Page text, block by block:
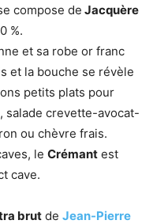
compose de Jacquère
%.
et sa robe or franc
et la bouche se révèle
petits plats pour
salade crevette-avocat-
ou chèvre frais.
le Crémant est
cave.
brut de Jean-Pierre